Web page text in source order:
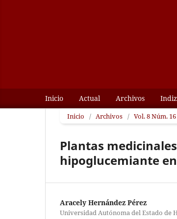
Inicio Actual Archivos
Inicio / Archivos / Vol. 8 Núm.
Plantas
hipoglucemiante
Aracely Hernández Pérez
Universidad Autónoma del Estado de